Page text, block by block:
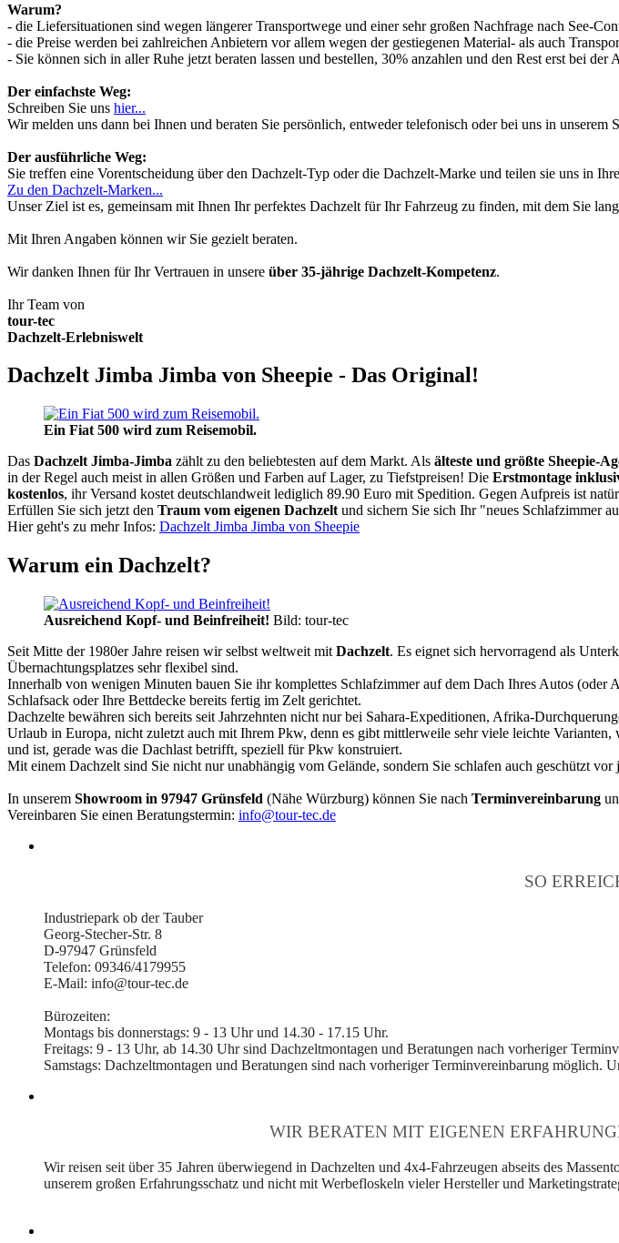
Warum?
- die Liefersituationen sind wegen längerer Transportwege und einer sehr großen Nachfrage nach See-
- die Preise werden bei zahlreichen Anbietern vor allem wegen der gestiegenen Material- als auch
- Sie können sich in aller Ruhe jetzt beraten lassen und bestellen, 30% anzahlen und den Rest erst bei
Der einfachste Weg:
Schreiben Sie uns hier...
Wir melden uns dann bei Ihnen und beraten Sie persönlich, entweder telefonisch oder bei uns in
Der ausführliche Weg:
Sie treffen eine Vorentscheidung über den Dachzelt-Typ oder die Dachzelt-Marke und teilen sie uns in
Zu den Dachzelt-Marken...
Unser Ziel ist es, gemeinsam mit Ihnen Ihr perfektes Dachzelt für Ihr Fahrzeug zu finden, mit dem Sie
Mit Ihren Angaben können wir Sie gezielt beraten.
Wir danken Ihnen für Ihr Vertrauen in unsere über 35-jährige Dachzelt-Kompetenz.
Ihr Team von
tour-tec
Dachzelt-Erlebniswelt
Dachzelt Jimba Jimba von Sheepie - Das Original!
Ein Fiat 500 wird zum Reisemobil.
Das Dachzelt Jimba-Jimba zählt zu den beliebtesten auf dem Markt. Als älteste und größte Sheepie-
in der Regel auch meist in allen Größen und Farben auf Lager, zu Tiefstpreisen! Die Erstmontage
kostenlos, ihr Versand kostet deutschlandweit lediglich 89.90 Euro mit Spedition. Gegen Aufpreis ist
Erfüllen Sie sich jetzt den Traum vom eigenen Dachzelt und sichern Sie sich Ihr "neues Schlafzimmer
Hier geht's zu mehr Infos: Dachzelt Jimba Jimba von Sheepie
Warum ein Dachzelt?
Ausreichend Kopf- und Beinfreiheit! Bild: tour-tec
Seit Mitte der 1980er Jahre reisen wir selbst weltweit mit Dachzelt. Es eignet sich hervorragend als
Übernachtungsplatzes sehr flexibel sind.
Innerhalb von wenigen Minuten bauen Sie ihr komplettes Schlafzimmer auf dem Dach Ihres Autos (oder
Schlafsack oder Ihre Bettdecke bereits fertig im Zelt gerichtet.
Dachzelte bewähren sich bereits seit Jahrzehnten nicht nur bei Sahara-Expeditionen, Afrika-
Urlaub in Europa, nicht zuletzt auch mit Ihrem Pkw, denn es gibt mittlerweile sehr viele leichte
und ist, gerade was die Dachlast betrifft, speziell für Pkw konstruiert.
Mit einem Dachzelt sind Sie nicht nur unabhängig vom Gelände, sondern Sie schlafen auch geschützt
In unserem Showroom in 97947 Grünsfeld (Nähe Würzburg) können Sie nach Terminvereinbarung
Vereinbaren Sie einen Beratungstermin: info@tour-tec.de
SO
Industriepark ob der Tauber
Georg-Stecher-Str. 8
D-97947 Grünsfeld
Telefon: 09346/4179955
E-Mail: info@tour-tec.de
Bürozeiten:
Montags bis donnerstags: 9 - 13 Uhr und 14.30 - 17.15 Uhr.
Freitags: 9 - 13 Uhr, ab 14.30 Uhr sind Dachzeltmontagen und Beratungen nach vorheriger
Samstags: Dachzeltmontagen und Beratungen sind nach vorheriger Terminvereinbarung möglich.
WIR BERATEN MIT EIGENEN
Wir reisen seit über 35 Jahren überwiegend in Dachzelten und 4x4-Fahrzeugen abseits des
unserem großen Erfahrungsschatz und nicht mit Werbefloskeln vieler Hersteller und